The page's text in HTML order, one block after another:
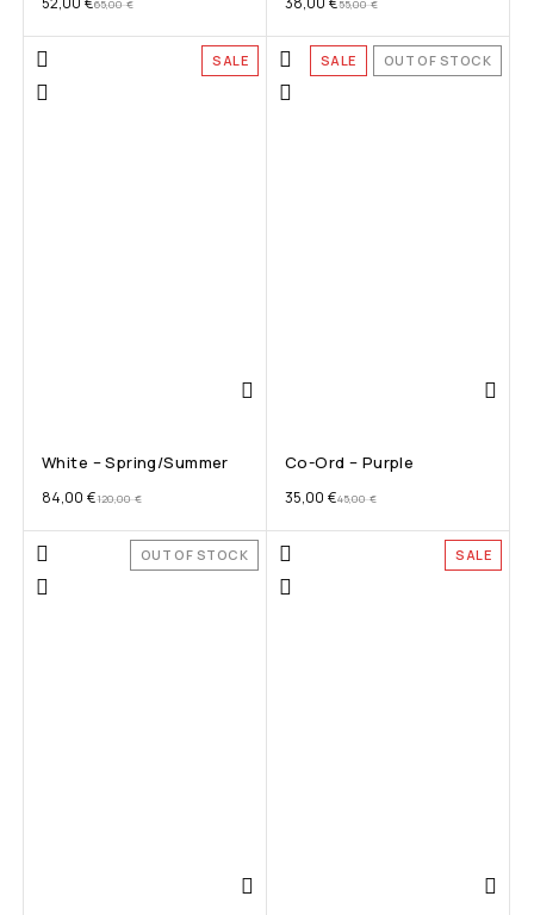
65,00€ 55,00€
SALE
White – Spring/Summer
120,00€
84,00 €
SALE OUT OF STOCK
Co-Ord – Purple
45,00€
35,00 €
OUT OF STOCK SALE